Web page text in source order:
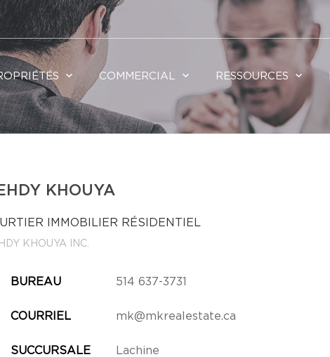
COMMERCIAL RESSOURCES
KHOUYA
IMMOBILIER RÉSIDENTIEL
KHOUYA INC.
BUREAU 514 637-3731
COURRIEL mk@mkrealestate.ca
SUCCURSALE Lachine